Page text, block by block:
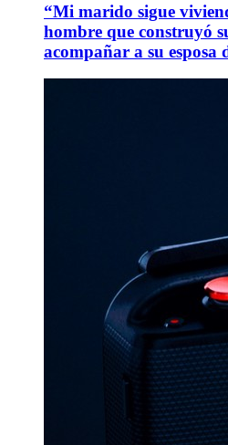
“Mi marido sigue
hombre que construyó
acompañar a su esposa